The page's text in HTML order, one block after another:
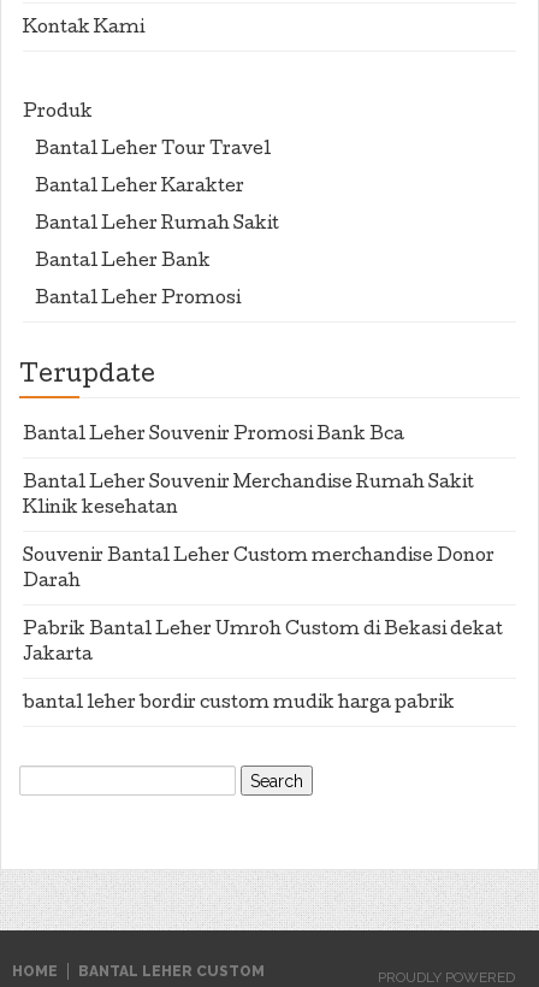
Kontak Kami
Produk
Bantal Leher Tour Travel
Bantal Leher Karakter
Bantal Leher Rumah Sakit
Bantal Leher Bank
Bantal Leher Promosi
Terupdate
Bantal Leher Souvenir Promosi Bank Bca
Bantal Leher Souvenir Merchandise Rumah Sakit
Klinik kesehatan
Souvenir Bantal Leher Custom merchandise Donor
Darah
Pabrik Bantal Leher Umroh Custom di Bekasi dekat
Jakarta
bantal leher bordir custom mudik harga pabrik
Search
for:
HOME BANTAL LEHER CUSTOM PROUDLY POWERED